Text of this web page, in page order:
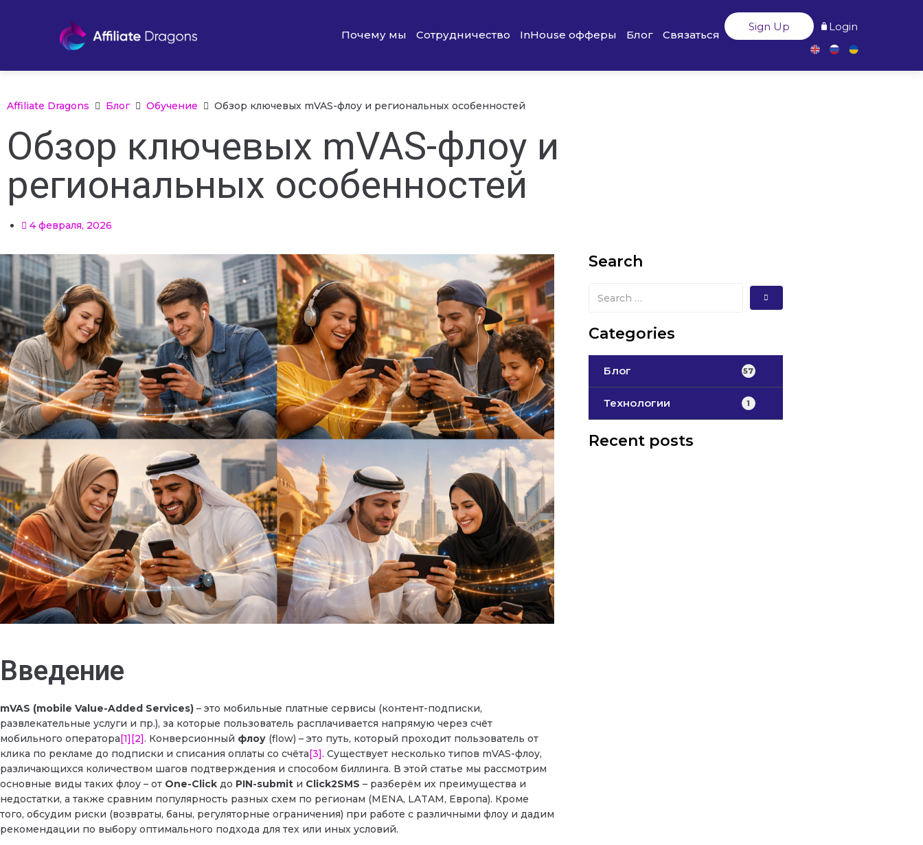
Почему мы Сотрудничество InHouse офферы Блог Связаться
Sign Up Login
Affiliate Dragons Блог Обучение Обзор ключевых mVAS-флоу и региональных особенностей
Обзор ключевых mVAS-флоу и
региональных особенностей
4 февраля, 2026
Введение
mVAS (mobile Value-Added Services) – это мобильные платные сервисы (контент-подписки,
развлекательные услуги и пр.), за которые пользователь расплачивается напрямую через счёт
мобильного оператора [1] [2]. Конверсионный флоу (flow) – это путь, который проходит пользователь от
клика по рекламе до подписки и списания оплаты со счёта [3]. Существует несколько типов mVAS-флоу,
различающихся количеством шагов подтверждения и способом биллинга. В этой статье мы рассмотрим
основные виды таких флоу – от One-Click до PIN-submit и Click2SMS – разберём их преимущества и
недостатки, а также сравним популярность разных схем по регионам (MENA, LATAM, Европа). Кроме
того, обсудим риски (возвраты, баны, регуляторные ограничения) при работе с различными флоу и дадим
рекомендации по выбору оптимального подхода для тех или иных условий.
Search
Categories
Блог 57
Технологии 1
Recent posts